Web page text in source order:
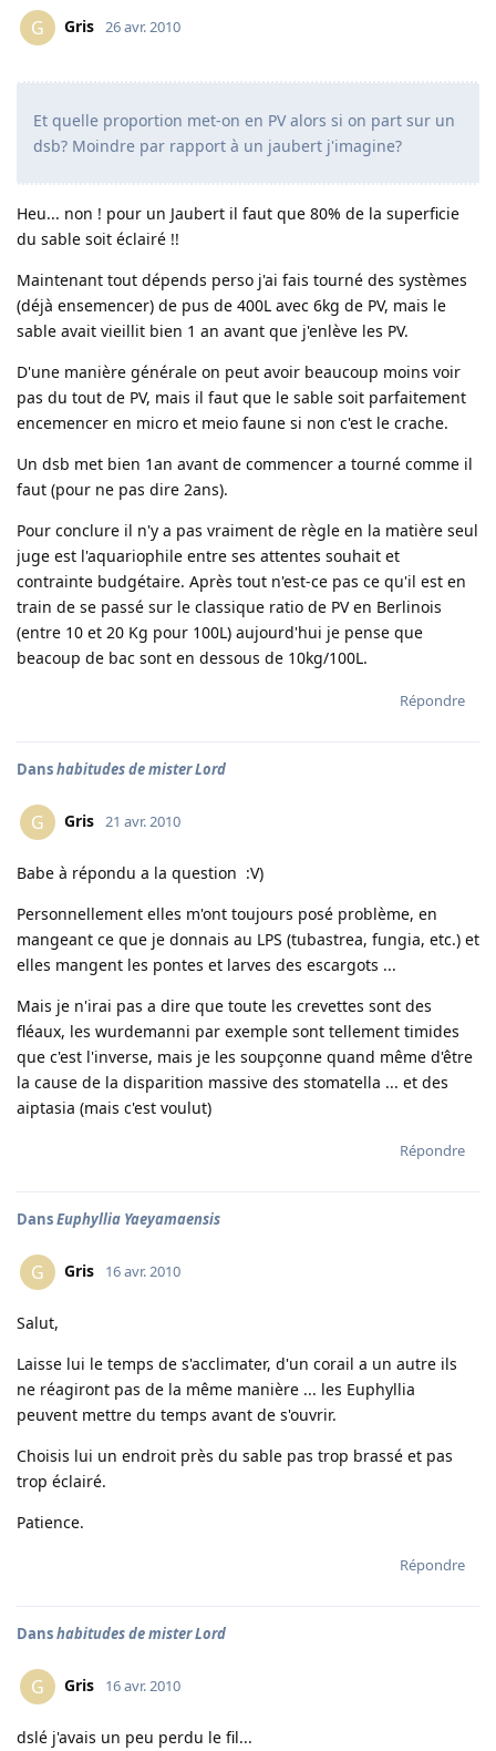
G Gris 26 avr. 2010
Et quelle proportion met-on en PV alors si on part sur un
dsb? Moindre par rapport à un jaubert j'imagine?
Heu... non ! pour un Jaubert il faut que 80% de la superficie
du sable soit éclairé !!
Maintenant tout dépends perso j'ai fais tourné des systèmes
(déjà ensemencer) de pus de 400L avec 6kg de PV, mais le
sable avait vieillit bien 1 an avant que j'enlève les PV.
D'une manière générale on peut avoir beaucoup moins voir
pas du tout de PV, mais il faut que le sable soit parfaitement
encemencer en micro et meio faune si non c'est le crache.
Un dsb met bien 1an avant de commencer a tourné comme il
faut (pour ne pas dire 2ans).
Pour conclure il n'y a pas vraiment de règle en la matière seul
juge est l'aquariophile entre ses attentes souhait et
contrainte budgétaire. Après tout n'est-ce pas ce qu'il est en
train de se passé sur le classique ratio de PV en Berlinois
(entre 10 et 20 Kg pour 100L) aujourd'hui je pense que
beacoup de bac sont en dessous de 10kg/100L.
Répondre
Danshabitudes de mister Lord
G Gris 21 avr. 2010
Babe à répondu a la question :V)
Personnellement elles m'ont toujours posé problème, en
mangeant ce que je donnais au LPS (tubastrea, fungia, etc.) et
elles mangent les pontes et larves des escargots ...
Mais je n'irai pas a dire que toute les crevettes sont des
fléaux, les wurdemanni par exemple sont tellement timides
que c'est l'inverse, mais je les soupçonne quand même d'être
la cause de la disparition massive des stomatella ... et des
aiptasia (mais c'est voulut)
Répondre
DansEuphyllia Yaeyamaensis
G Gris 16 avr. 2010
Salut,
Laisse lui le temps de s'acclimater, d'un corail a un autre ils
ne réagiront pas de la même manière ... les Euphyllia
peuvent mettre du temps avant de s'ouvrir.
Choisis lui un endroit près du sable pas trop brassé et pas
trop éclairé.
Patience.
Répondre
Danshabitudes de mister Lord
G Gris 16 avr. 2010
dslé j'avais un peu perdu le fil...